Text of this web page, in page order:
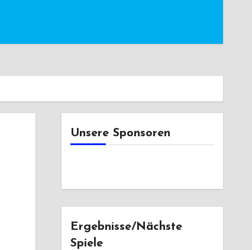
Unsere Sponsoren
Ergebnisse/Nächste
Spiele